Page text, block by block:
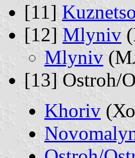
[11]
[12] Mlyniv
Mlyniv
[13] Ostroh/
Khoriv